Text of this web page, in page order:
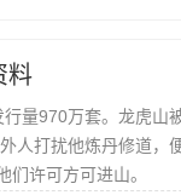
料
量970万套。龙虎山
人打扰他炼丹修道，
们许可方可进山。